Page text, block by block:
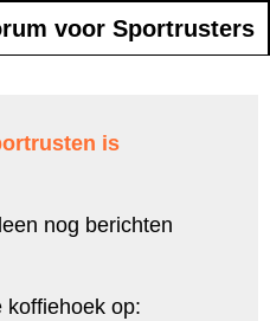
voor Sportrusters
is
nog berichten
koffiehoek op: